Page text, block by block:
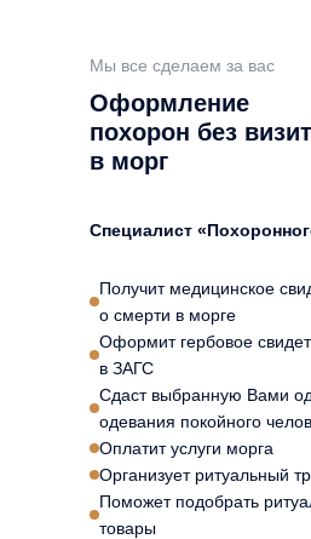
Специалист
Мы все сделаем за вас
Оформление
похорон без
в морг
Получит медицинское
о смерти в морге
Оформит гербовое
в ЗАГС
Сдаст выбранную Вами
одевания покойного
Оплатит услуги морга
Организует ритуальный
Поможет подобрать
товары